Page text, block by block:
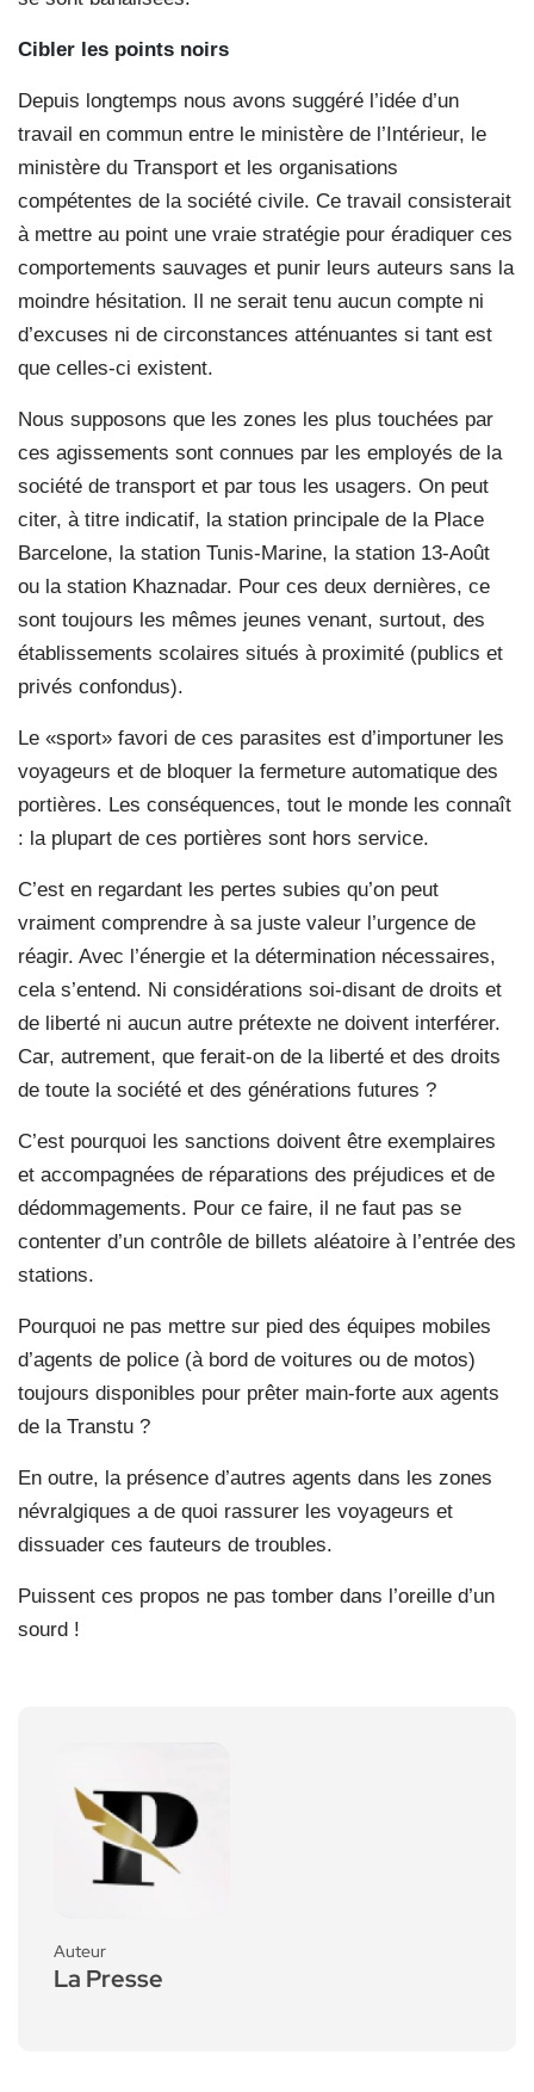
Cibler les points noirs
Depuis longtemps nous avons suggéré l’idée d’un
travail en commun entre le ministère de l’Intérieur, le
ministère du Transport et les organisations
compétentes de la société civile. Ce travail consisterait
à mettre au point une vraie stratégie pour éradiquer ces
comportements sauvages et punir leurs auteurs sans la
moindre hésitation. Il ne serait tenu aucun compte ni
d’excuses ni de circonstances atténuantes si tant est
que celles-ci existent.
Nous supposons que les zones les plus touchées par
ces agissements sont connues par les employés de la
société de transport et par tous les usagers. On peut
citer, à titre indicatif, la station principale de la Place
Barcelone, la station Tunis-Marine, la station 13-Août
ou la station Khaznadar. Pour ces deux dernières, ce
sont toujours les mêmes jeunes venant, surtout, des
établissements scolaires situés à proximité (publics et
privés confondus).
Le «sport» favori de ces parasites est d’importuner les
voyageurs et de bloquer la fermeture automatique des
portières. Les conséquences, tout le monde les connaît
: la plupart de ces portières sont hors service.
C’est en regardant les pertes subies qu’on peut
vraiment comprendre à sa juste valeur l’urgence de
réagir. Avec l’énergie et la détermination nécessaires,
cela s’entend. Ni considérations soi-disant de droits et
de liberté ni aucun autre prétexte ne doivent interférer.
Car, autrement, que ferait-on de la liberté et des droits
de toute la société et des générations futures ?
C’est pourquoi les sanctions doivent être exemplaires
et accompagnées de réparations des préjudices et de
dédommagements. Pour ce faire, il ne faut pas se
contenter d’un contrôle de billets aléatoire à l’entrée des
stations.
Pourquoi ne pas mettre sur pied des équipes mobiles
d’agents de police (à bord de voitures ou de motos)
toujours disponibles pour prêter main-forte aux agents
de la Transtu ?
En outre, la présence d’autres agents dans les zones
névralgiques a de quoi rassurer les voyageurs et
dissuader ces fauteurs de troubles.
Puissent ces propos ne pas tomber dans l’oreille d’un
sourd !
Auteur
La Presse